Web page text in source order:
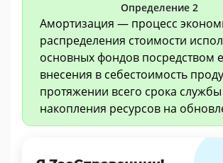
Определение 2
Амортизация — процесс
распределения стоимости
основных фондов посредством
внесения в себестоимость
протяжении всего срока
накопления ресурсов на